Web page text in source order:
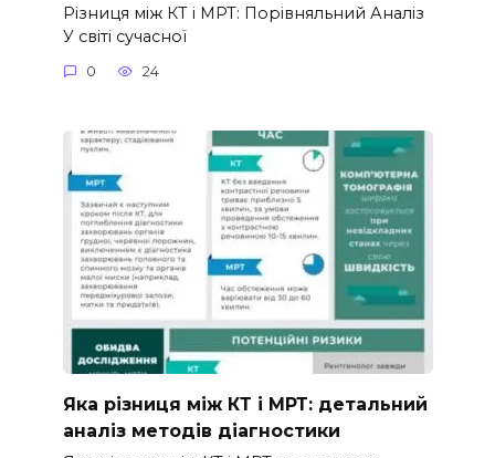
Різниця між КТ і МРТ: Порівняльний Аналіз
У світі сучасної
0 24
Яка різниця між КТ і МРТ: детальний
аналіз методів діагностики